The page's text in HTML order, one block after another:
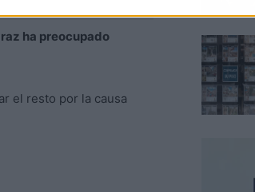
ha preocupado
el resto por la causa